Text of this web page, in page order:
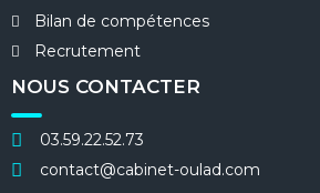
Bilan de compétences
Recrutement
NOUS CONTACTER
03.59.22.52.73
contact@cabinet-oulad.com